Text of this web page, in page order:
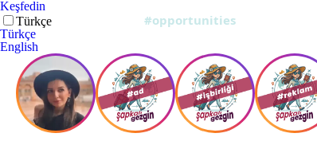
Keşfedin
Türkçe
Türkçe
English